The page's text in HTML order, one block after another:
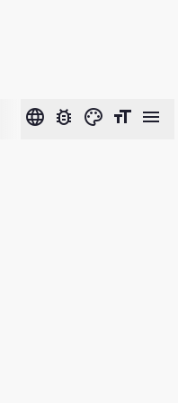
language bug_report color_lens format_size menu